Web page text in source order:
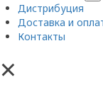
Дистрибуция
Доставка и
Контакты
×